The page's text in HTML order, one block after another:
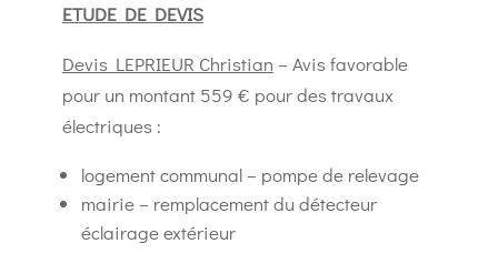
ETUDE DE DEVIS
Devis LEPRIEUR Christian – Avis favorable
pour un montant 559 € pour des travaux
électriques :
logement communal – pompe de relevage
mairie – remplacement du détecteur
éclairage extérieur